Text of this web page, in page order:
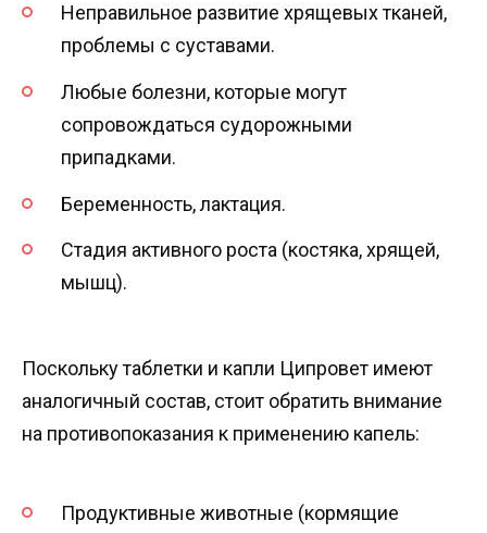
Неправильное развитие хрящевых тканей,
проблемы с суставами.
Любые болезни, которые могут
сопровождаться судорожными
припадками.
Беременность, лактация.
Стадия активного роста (костяка, хрящей,
мышц).
Поскольку таблетки и капли Ципровет имеют
аналогичный состав, стоит обратить внимание
на противопоказания к применению капель:
Продуктивные животные (кормящие